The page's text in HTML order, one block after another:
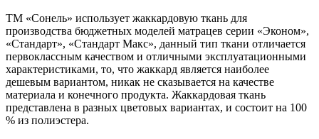
ТМ «Сонель» использует жаккардовую ткань для
производства бюджетных моделей матрацев серии «Эконом»,
«Стандарт», «Стандарт Макс», данный тип ткани отличается
первоклассным качеством и отличными эксплуатационными
характеристиками, то, что жаккард является наиболее
дешевым вариантом, никак не сказывается на качестве
материала и конечного продукта. Жаккардовая ткань
представлена в разных цветовых вариантах, и состоит на 100
% из полиэстера.